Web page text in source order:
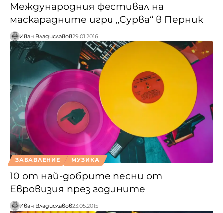
Международния фестивал на
маскарадните игри „Сурва“ в Перник
Иван Владиславов29.01.2016
ЗАБАВЛЕНИЕ МУЗИКА
10 от най-добрите песни от
Евровизия през годините
Иван Владиславов23.05.2015